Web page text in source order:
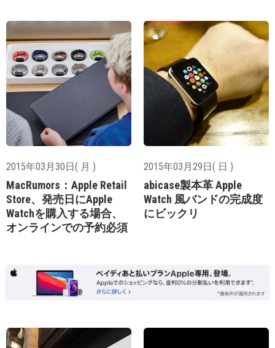
2015年03月30日( 月 )
MacRumors：Apple Retail
Store、発売日にApple
Watchを購入する場合、
オンラインでの予約必須
2015年03月29日( 日 )
abicase製本革 Apple
Watch 風バンドの完成度
にビックリ